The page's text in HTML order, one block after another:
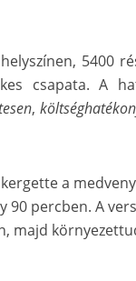
5400
csapata. A
,
a
percben. A
majd